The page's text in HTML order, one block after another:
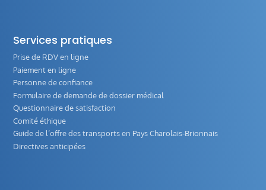
Services pratiques
Prise de RDV en ligne
Paiement en ligne
Personne de confiance
Formulaire de demande de dossier médical
Questionnaire de satisfaction
Comité éthique
Guide de l‘offre des transports en Pays Charolais-Brionnais
Directives anticipées